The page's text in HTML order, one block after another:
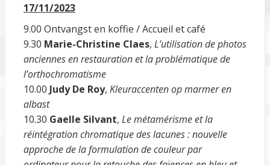
17/11/2023
9.00 Ontvangst en koffie / Accueil et café
9.30 Marie-Christine Claes, L’utilisation de photos
anciennes en restauration et la problématique de
l’orthochromatisme
10.00 Judy De Roy, Kleuraccenten op marmer en
albast
10.30 Gaelle Silvant, Le métamérisme et la
réintégration chromatique des lacunes : nouvelle
approche de la formulation de couleur par